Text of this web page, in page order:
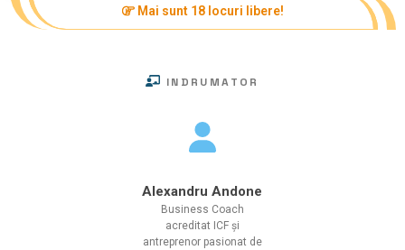
Mai sunt 18 locuri libere!
INDRUMATOR
Alexandru Andone
Business Coach
acreditat ICF și
antreprenor pasionat de